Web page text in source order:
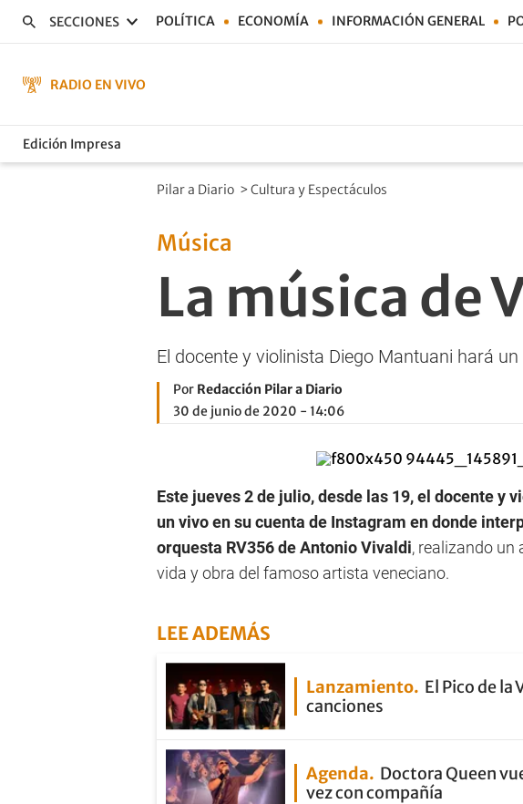
SECCIONES POLÍTICA ECONOMÍA INFORMACIÓN GENERAL
RADIO EN VIVO
Edición Impresa
Pilar a Diario >Cultura y Espectáculos
Música
La música de
El docente y violinista Diego Mantuani hará
Por Redacción Pilar a Diario
30 de junio de 2020 - 14:06
Este jueves 2 de julio, desde las 19, el docente y
un vivo en su cuenta de Instagram en donde
orquesta RV356 de Antonio Vivaldi, realizando un
vida y obra del famoso artista veneciano.
LEE ADEMÁS
Lanzamiento El Pico de la
canciones
Agenda
Doctora Queen
vez con compañía